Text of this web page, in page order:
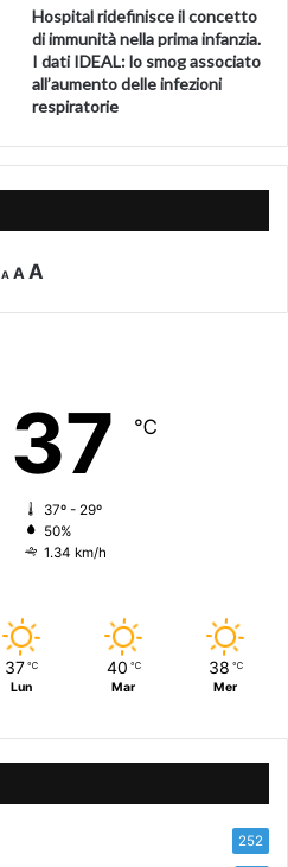
Hospital ridefinisce il concetto
di immunità nella prima infanzia.
I dati IDEAL: lo smog associato
all’aumento delle infezioni
respiratorie
A
Decrease
font
A Reset
size.
A
37 ℃
37º - 29º
50%
1.34 km/h
37 ℃
Lun
40 ℃
Mar
38 ℃
Mer
252